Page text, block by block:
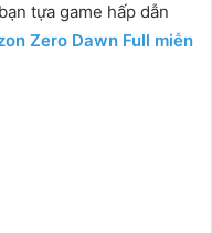
tựa game hấp dẫn
Zero Dawn Full miễn